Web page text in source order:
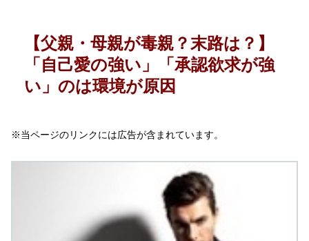
【父親・母親が毒親？末路は？】
「自己愛の強い」「承認欲求が強
い」のは環境が原因
※当ページのリンクには広告が含まれています。